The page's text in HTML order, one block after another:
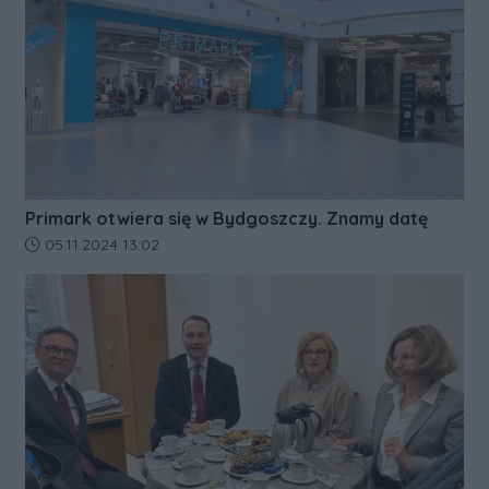
Primark otwiera się w Bydgoszczy. Znamy datę
Data dodania artykułu:
05.11.2024 13:02